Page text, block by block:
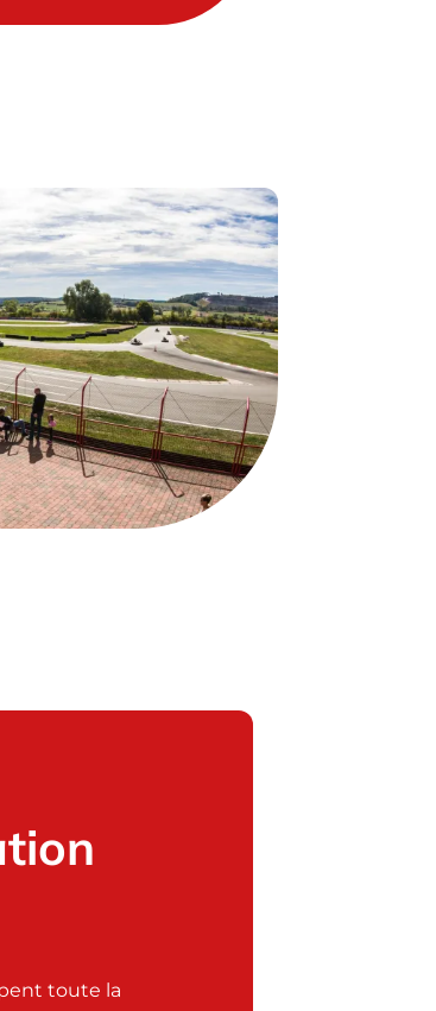
toute la